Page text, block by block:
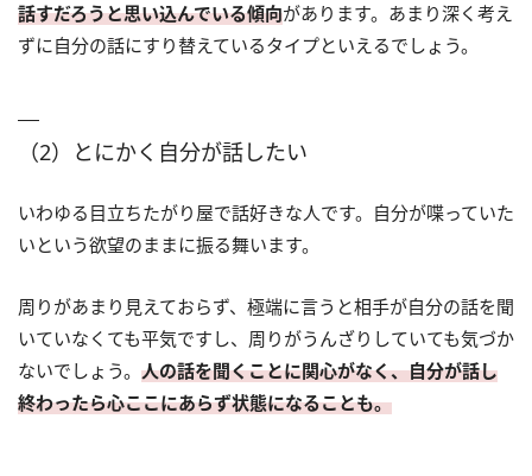
話すだろうと思い込んでいる傾向があります。あまり深く考え
ずに自分の話にすり替えているタイプといえるでしょう。
（2）とにかく自分が話したい
いわゆる目立ちたがり屋で話好きな人です。自分が喋っていた
いという欲望のままに振る舞います。
周りがあまり見えておらず、極端に言うと相手が自分の話を聞
いていなくても平気ですし、周りがうんざりしていても気づか
ないでしょう。 人の話を聞くことに関心がなく、自分が話し
終わったら心ここにあらず状態になることも。